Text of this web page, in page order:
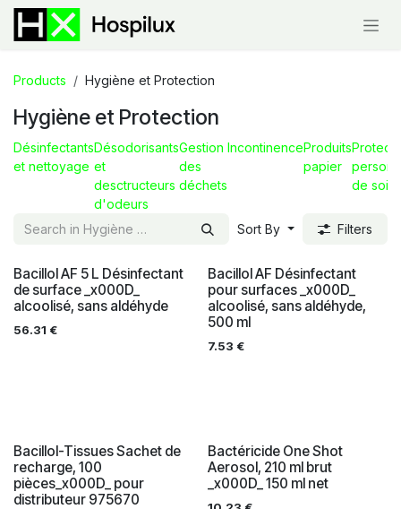
Skip to Content
Products Hygiène et Protection
Hygiène et Protection
Désinfectants
et nettoyage
Désodorisants
et
desctructeurs
d'odeurs
Gestion
des
déchets
IncontinenceProduits
papier
de soins
Sort By Filters
Bacillol AF 5 L Désinfectant
de surface _x000D_
alcoolisé, sans aldéhyde
56.31 €
Bacillol AF Désinfectant
pour surfaces _x000D_
alcoolisé, sans aldéhyde,
500 ml
7.53 €
Bacillol-Tissues Sachet de
recharge, 100
pièces_x000D_ pour
distributeur 975670
Bactéricide One Shot
Aerosol, 210 ml brut
_x000D_ 150 ml net